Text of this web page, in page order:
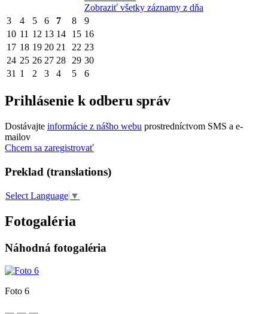
Zobraziť všetky záznamy z dňa
3
4 5 6 7 8
9
10 11 12 13 14 15 16
17 18 19 20 21 22 23
24 25 26 27 28 29 30
31 1 2 3 4 5 6
Prihlásenie k odberu správ
Dostávajte informácie z nášho webu prostredníctvom SMS a e-
mailov
Chcem sa zaregistrovať
Preklad (translations)
Select Language ▼
Fotogaléria
Náhodná fotogaléria
Foto 6